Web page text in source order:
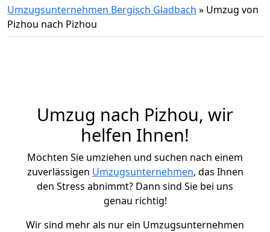
Umzugsunternehmen Bergisch Gladbach » Umzug von
Pizhou nach Pizhou
Umzug nach Pizhou, wir
helfen Ihnen!
Möchten Sie umziehen und suchen nach einem
zuverlässigen Umzugsunternehmen, das Ihnen
den Stress abnimmt? Dann sind Sie bei uns
genau richtig!
Wir sind mehr als nur ein Umzugsunternehmen